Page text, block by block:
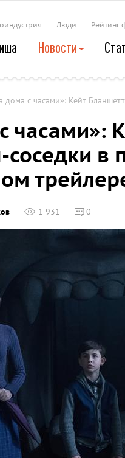
Люди Рейтинг
Новости
дома с часами»: Кейт
часами»:
в
1 931 0